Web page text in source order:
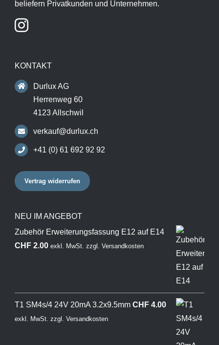
beliefern Privatkunden und Unternehmen.
KONTAKT
Durlux AG
Herrenweg 60
4123 Allschwil
verkauf@durlux.ch
+41 (0) 61 692 92 92
Vertrag widerrufen
NEU IM ANGEBOT
Zubehör Erweiterungsfassung E12 auf E14
CHF2.00 exkl. MwSt. zzgl. Versandkosten
T1 SM4s/4 24V 20mA 3.2x9.5mm CHF4.00
exkl. MwSt. zzgl. Versandkosten